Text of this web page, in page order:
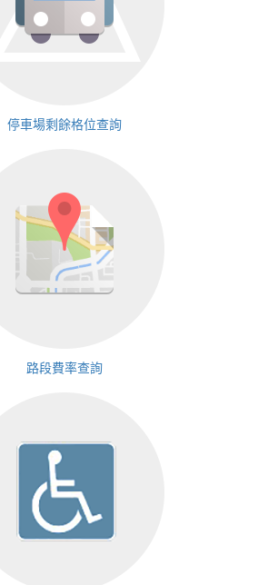
停車場剩餘格位查詢
路段費率查詢